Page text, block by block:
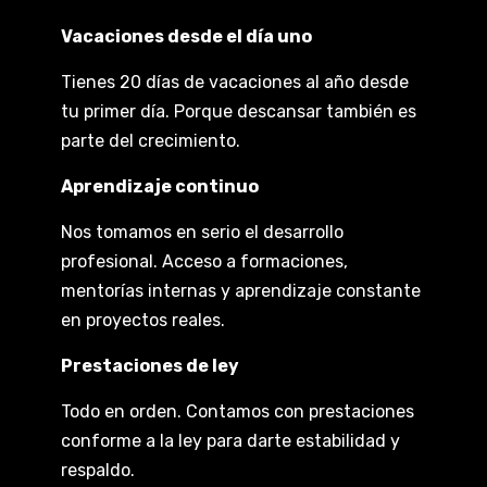
Vacaciones desde el día uno
Tienes 20 días de vacaciones al año desde
tu primer día. Porque descansar también es
parte del crecimiento.
Aprendizaje continuo
Nos tomamos en serio el desarrollo
profesional. Acceso a formaciones,
mentorías internas y aprendizaje constante
en proyectos reales.
Prestaciones de ley
Todo en orden. Contamos con prestaciones
conforme a la ley para darte estabilidad y
respaldo.